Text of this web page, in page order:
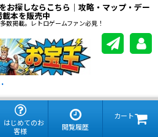
お探しならこちら｜攻略・マップ・デー
載本を販売中
数掲載。レトロゲームファン必見！
.
はじめてのお
客様
閲覧履歴
カート